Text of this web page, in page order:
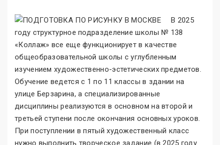
В 2025
году структурное подразделение школы № 138
«Коллаж» все еще функционирует в качестве
общеобразовательной школы с углубленным
изучением художественно-эстетических предметов.
Обучение ведется с 1 по 11 классы в здании на
улице Берзарина, а специализированные
дисциплины реализуются в основном на второй и
третьей ступени после окончания основных уроков.
При поступлении в пятый художественный класс
нужно выполнить творческое задание (в 2025 году